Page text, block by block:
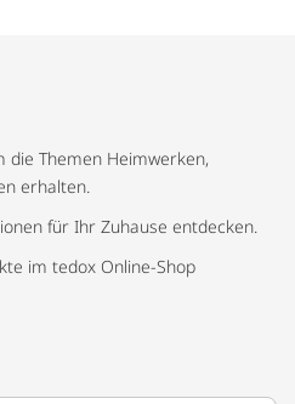
die Themen Heimwerken,
erhalten.
für Ihr Zuhause entdecken.
im tedox Online-Shop